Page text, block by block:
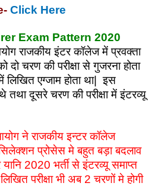
Click Here
Exam Pattern 2020
राजकीय इंटर कॉलेज में प्रवक्ता
दो चरण की परीक्षा से गुजरना होता
लिखित एग्जाम होता था| इस
तथा दूसरे चरण की परीक्षा में इंटरव्यू
ने राजकीय इन्टर कॉलेज
प्रोसेस मे बहुत बड़ा बदलाव
2020 भर्ती से इंटरव्यू समाप्त
परीक्षा भी अब 2 चरणों मे होगी